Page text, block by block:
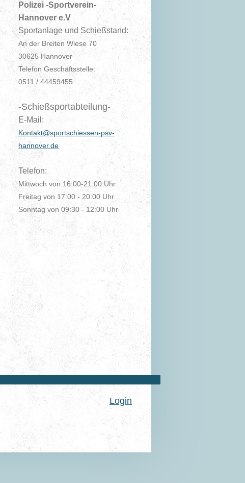
Polizei -Sportverein-
Hannover e.V
Sportanlage und Schießstand:
An der Breiten Wiese 70
30625 Hannover
Telefon Geschäftsstelle:
0511 / 44459455
-Schießsportabteilung-
E-Mail:
Kontakt@sportschiessen-psv-
hannover.de
Telefon:
Mittwoch von 16:00-21:00 Uhr
Freitag von 17:00 - 20:00 Uhr
Sonntag von 09:30 - 12:00 Uhr
Login